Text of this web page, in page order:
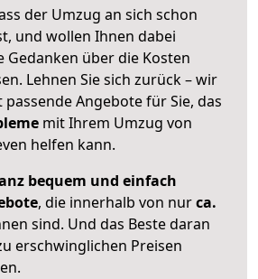
der Umzug an sich schon
und wollen Ihnen dabei
Gedanken über die Kosten
Lehnen Sie sich zurück – wir
Angebote für Sie, das
mit Ihrem Umzug von
helfen kann.
bequem und einfach
, die innerhalb von nurca.
sind. Und das Beste daran
erschwinglichen Preisen